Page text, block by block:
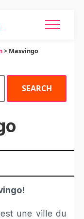
> Masvingo
une ville du